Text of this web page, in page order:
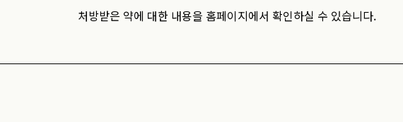
처방받은 약에 대한 내용을 홈페이지에서 확인하실 수 있습니다.